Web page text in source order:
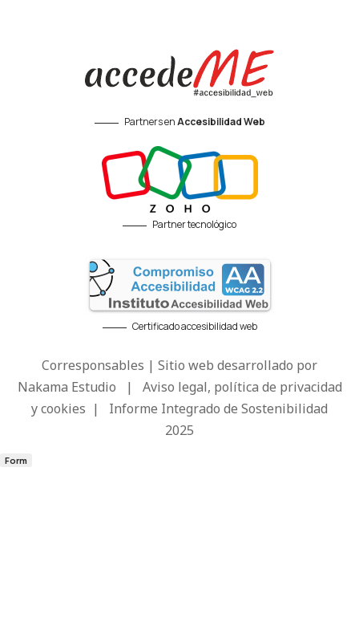
Partners enAccesibilidad Web
Partner tecnológico
Certificado accesibilidad web
Corresponsables | Sitio web desarrollado por
Nakama Estudio | Aviso legal, política de privacidad
y cookies | Informe Integrado de Sostenibilidad
2025
Form